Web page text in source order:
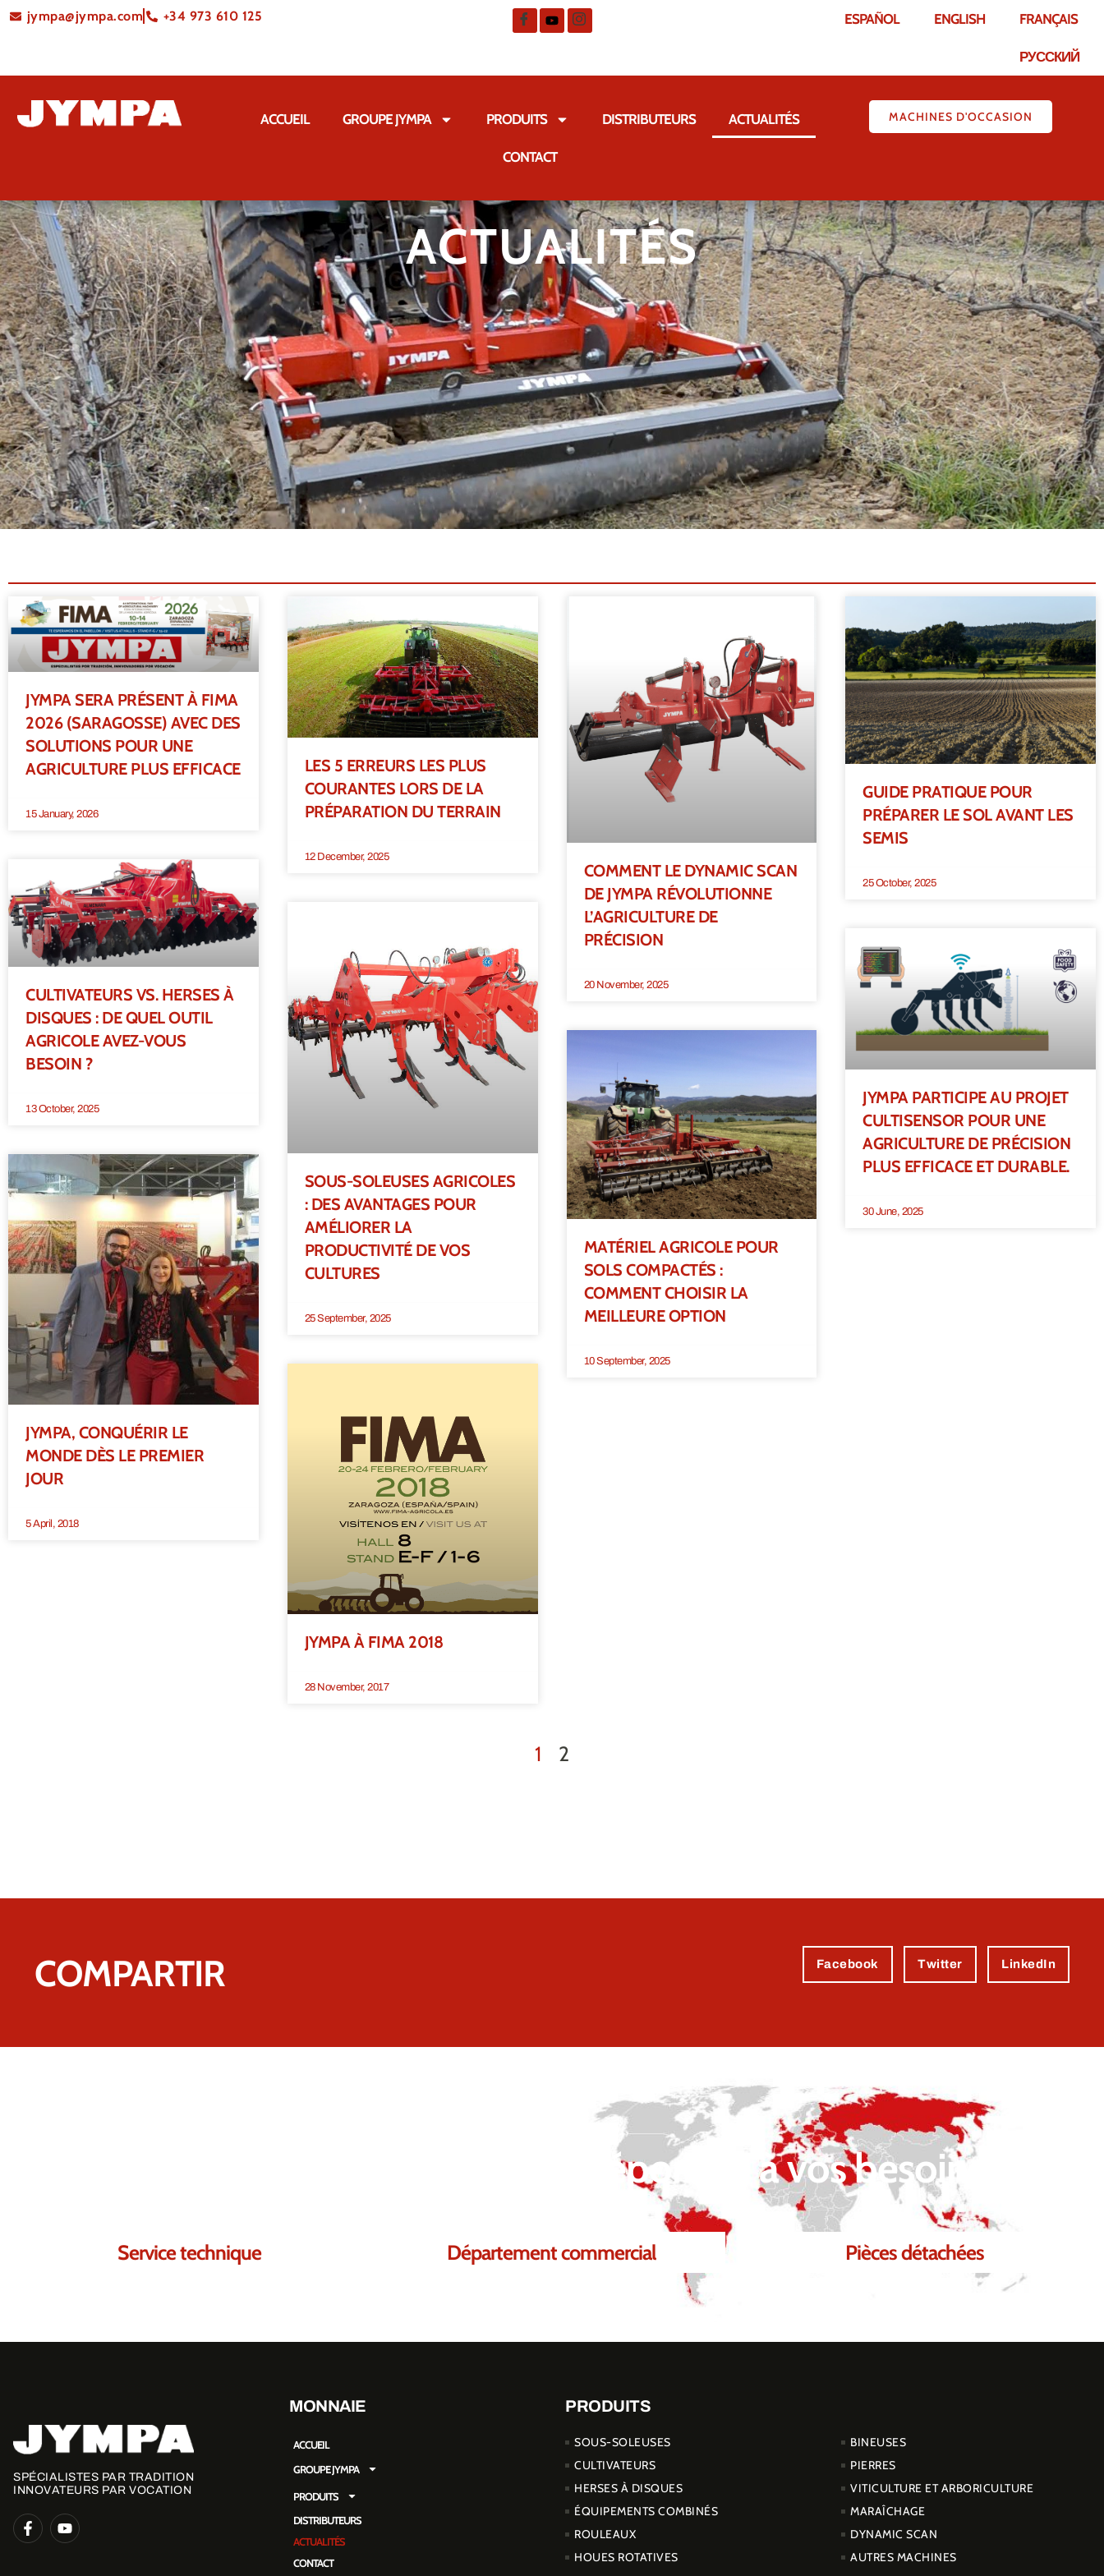
jympa@jympa.com +34 973 610 125 ESPAÑOL ENGLISH FRANÇAIS
РУССКИЙ
ACCUEIL GROUPE JYMPA PRODUITS DISTRIBUTEURS ACTUALITÉS
CONTACT
MACHINES D'OCCASION
ACTUALITÉS
JYMPA SERA PRÉSENT À FIMA
2026 (SARAGOSSE) AVEC DES
SOLUTIONS POUR UNE
AGRICULTURE PLUS EFFICACE
15 January, 2026
LES 5 ERREURS LES PLUS
COURANTES LORS DE LA
PRÉPARATION DU TERRAIN
12 December, 2025
COMMENT LE DYNAMIC SCAN
DE JYMPA RÉVOLUTIONNE
L’AGRICULTURE DE
PRÉCISION
20 November, 2025
GUIDE PRATIQUE POUR
PRÉPARER LE SOL AVANT LES
SEMIS
25 October, 2025
CULTIVATEURS VS. HERSES À
DISQUES : DE QUEL OUTIL
AGRICOLE AVEZ-VOUS
BESOIN ?
13 October, 2025
SOUS-SOLEUSES AGRICOLES
: DES AVANTAGES POUR
AMÉLIORER LA
PRODUCTIVITÉ DE VOS
CULTURES
25 September, 2025
MATÉRIEL AGRICOLE POUR
SOLS COMPACTÉS :
COMMENT CHOISIR LA
MEILLEURE OPTION
10 September, 2025
JYMPA PARTICIPE AU PROJET
CULTISENSOR POUR UNE
AGRICULTURE DE PRÉCISION
PLUS EFFICACE ET DURABLE.
30 June, 2025
JYMPA, CONQUÉRIR LE
MONDE DÈS LE PREMIER
JOUR
5 April, 2018
JYMPA À FIMA 2018
28 November, 2017
1 2
COMPARTIR Facebook Twitter LinkedIn
Nous sommes certains de pouvoir répondre à vos besoins.
Service technique Département commercial Pièces détachées
SPÉCIALISTES PAR TRADITION
INNOVATEURS PAR VOCATION
MONNAIE
ACCUEIL
GROUPE JYMPA
PRODUITS
DISTRIBUTEURS
ACTUALITÉS
CONTACT
PRODUITS
SOUS-SOLEUSES
CULTIVATEURS
HERSES À DISQUES
ÉQUIPEMENTS COMBINÉS
ROULEAUX
HOUES ROTATIVES
BINEUSES
PIERRES
VITICULTURE ET ARBORICULTURE
MARAÎCHAGE
DYNAMIC SCAN
AUTRES MACHINES